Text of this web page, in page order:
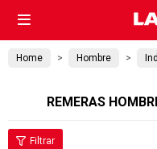

Home Hombre
REMERAS